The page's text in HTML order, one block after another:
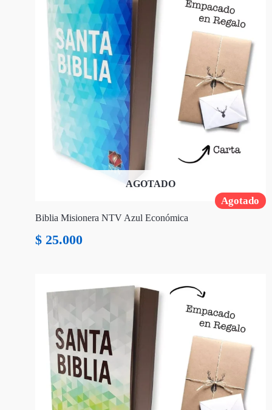
Agotado
AGOTADO
Biblia Misionera NTV Azul Económica
$ 25.000